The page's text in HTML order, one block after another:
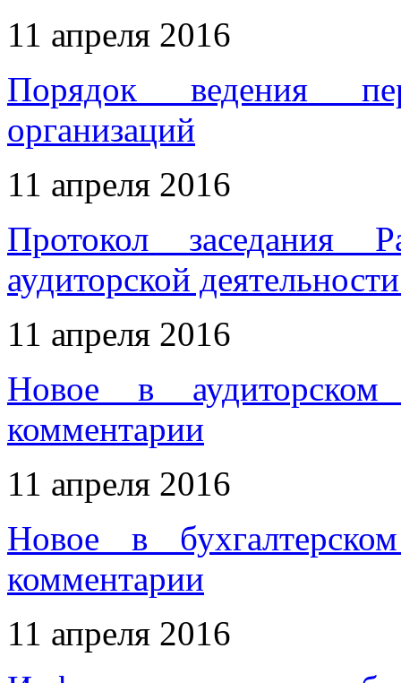
11 апреля 2016
Порядок ведения
организаций
11 апреля 2016
Протокол заседания
аудиторской
11 апреля 2016
Новое в аудиторском
комментарии
11 апреля 2016
Новое в
комментарии
11 апреля 2016